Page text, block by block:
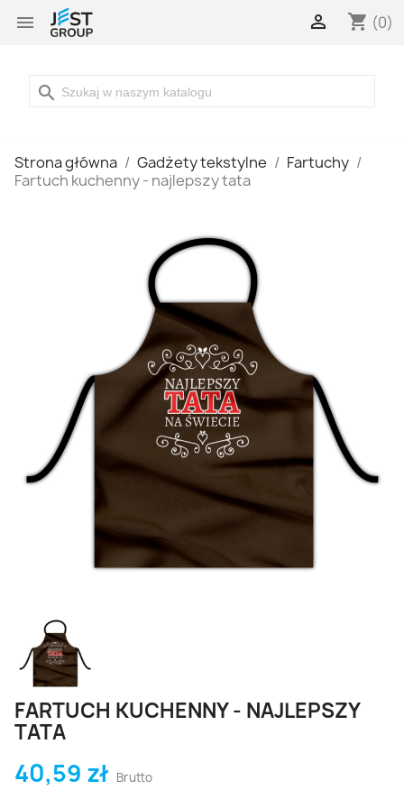
 shopping_cart (0)

search
Strona główna Gadżety tekstylne
Fartuchy
Fartuch kuchenny - najlepszy tata
FARTUCH KUCHENNY - NAJLEPSZY
TATA
40,59 zł Brutto